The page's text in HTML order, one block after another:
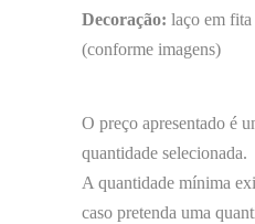
Decoração: laço em
(conforme imagens)
O preço apresentado é
quantidade selecionada.
A quantidade mínima
caso pretenda uma